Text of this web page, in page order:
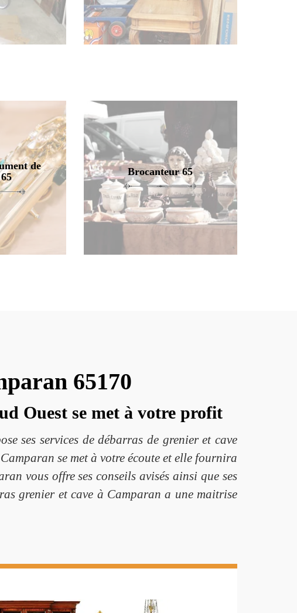
de
Brocanteur 65
65170
Ouest se met à votre profit
ses services de débarras de grenier et cave
se met à votre écoute et elle fournira
vous offre ses conseils avisés ainsi que ses
grenier et cave à Camparan a une maitrise